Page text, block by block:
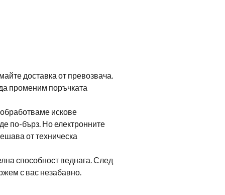
доставка от превозвача.
променим поръчката
искове
по-бърз. Но електронните
от техническа
способност веднага. След
с вас незабавно.